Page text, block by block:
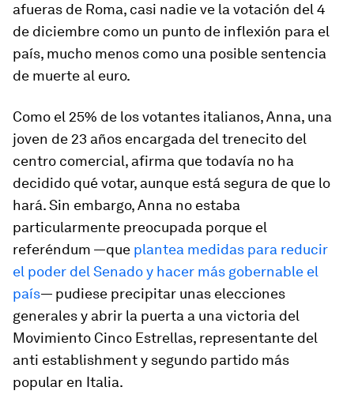
afueras de Roma, casi nadie ve la votación del 4
de diciembre como un punto de inflexión para el
país, mucho menos como una posible sentencia
de muerte al euro.
Como el 25% de los votantes italianos, Anna, una
joven de 23 años encargada del trenecito del
centro comercial, afirma que todavía no ha
decidido qué votar, aunque está segura de que lo
hará. Sin embargo, Anna no estaba
particularmente preocupada porque el
referéndum —que plantea medidas para reducir
el poder del Senado y hacer más gobernable el
país— pudiese precipitar unas elecciones
generales y abrir la puerta a una victoria del
Movimiento Cinco Estrellas, representante del
anti establishment y segundo partido más
popular en Italia.